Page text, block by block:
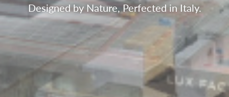
Designed by Nature, Perfected in Italy.